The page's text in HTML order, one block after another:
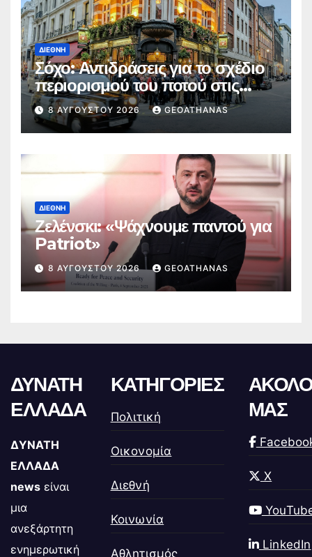
ΔΙΕΘΝΉ
Σόχο: Αντιδράσεις για το σχέδιο
περιορισμού του ποτού στις
παμπ
8 ΑΥΓΟΎΣΤΟΥ 2026 GEOATHANAS
ΔΙΕΘΝΉ
Ζελένσκι: «Ψάχνουμε παντού για
Patriot»
8 ΑΥΓΟΎΣΤΟΥ 2026 GEOATHANAS
ΔΥΝΑΤΗ
ΕΛΛΑΔΑ
ΔΥΝΑΤΗ
ΕΛΛΑΔΑ
news είναι
μια
ανεξάρτητη
ενημερωτική
ΚΑΤΗΓΟΡΙΕΣ
Πολιτική
Οικονομία
Διεθνή
Κοινωνία
Αθλητισμός
ΜΑΣ
X
LinkedIn